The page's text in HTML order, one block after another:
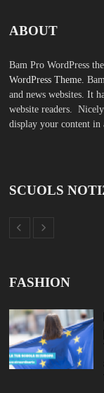
ABOUT
Bam Pro WordPress
WordPress Theme.
and news websites. It
website readers.
display your content in
SCUOLS
FASHION